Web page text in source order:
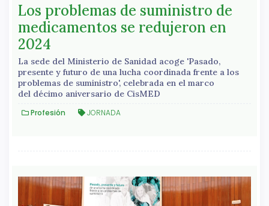
Los problemas de suministro de
medicamentos se redujeron en
2024
La sede del Ministerio de Sanidad acoge 'Pasado,
presente y futuro de una lucha coordinada frente a los
problemas de suministro', celebrada en el marco
del décimo aniversario de CisMED
Profesión JORNADA